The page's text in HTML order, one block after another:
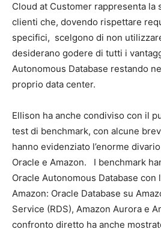
Cloud at Customer rappresenta la
clienti che, dovendo rispettare
specifici, scelgono di non
desiderano godere di tutti i
Autonomous Database restando
proprio data center.
Ellison ha anche condiviso con il
test di benchmark, con alcune
hanno evidenziato l’enorme
Oracle e Amazon. I benchmark
Oracle Autonomous Database
Amazon: Oracle Database su
Service (RDS), Amazon Aurora e
confronto diretto ha anche